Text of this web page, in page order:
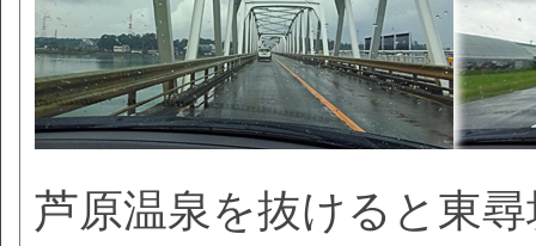
芦原温泉を抜けると東